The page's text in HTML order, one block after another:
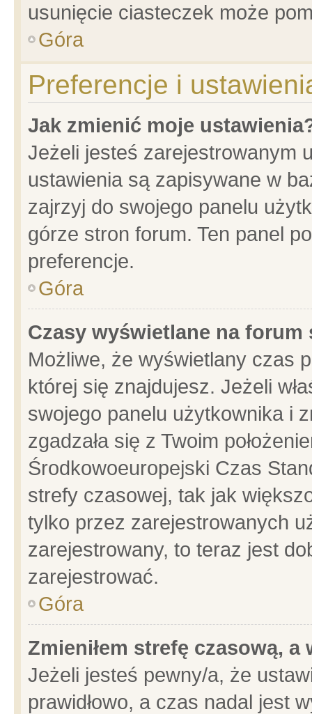
usunięcie ciasteczek może
Góra
Preferencje i
Jak zmienić moje
Jeżeli jesteś zarejestrowanym
ustawienia są zapisywane w
zajrzyj do swojego panelu
górze stron forum. Ten panel
preferencje.
Góra
Czasy wyświetlane na forum
Możliwe, że wyświetlany czas
której się znajdujesz. Jeżeli
swojego panelu użytkownika i
zgadzała się z Twoim
Środkowoeuropejski Czas
strefy czasowej, tak jak
tylko przez zarejestrowanych
zarejestrowany, to teraz jest
zarejestrować.
Góra
Zmieniłem strefę czasową,
Jeżeli jesteś pewny/a, że
prawidłowo, a czas nadal jest